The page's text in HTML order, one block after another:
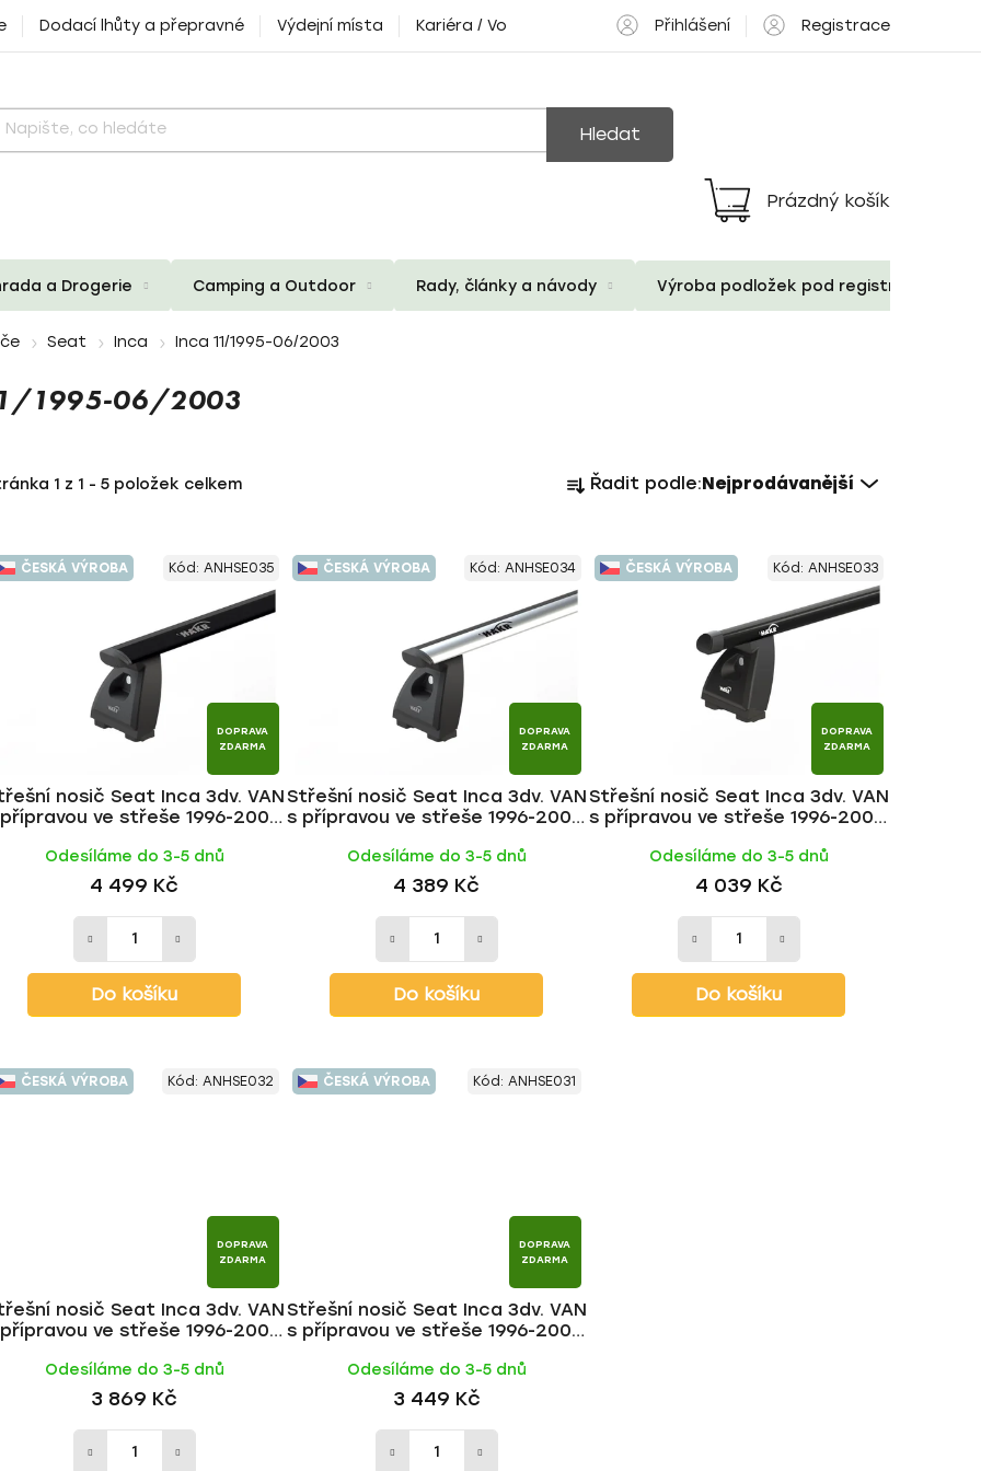
Dodací lhůty a přepravné Výdejní místa Kariéra / Volné pozice Přihlášení Registrace
Hledat
Nákupní
košík
Prázdný košík
a Drogerie Camping a Outdoor Rady, články a návody Výroba podložek pod registrační
Seat Inca Inca 11/1995-06/2003
11/1995-06/2003
1 z 1 - 5 položek celkem
a
n
í
o
d
u
k
t
Řadit podle:Nejprodávanější
ČESKÁ VÝROBA
DOPRAVA
ZDARMA
nosič Seat Inca 3dv. VAN
ve střeše 1996-2003,
Odesíláme do 3-5 dnů
4 499 Kč
Do košíku
Kód: ANHSE035 ČESKÁ VÝROBA
DOPRAVA
ZDARMA
Střešní nosič Seat Inca 3dv. VAN
s přípravou ve střeše 1996-2003,
Odesíláme do 3-5 dnů
4 389 Kč
Do košíku
Kód: ANHSE034 ČESKÁ VÝROBA
DOPRAVA
ZDARMA
Střešní nosič Seat Inca 3dv. VAN
s přípravou ve střeše 1996-2003,
Odesíláme do 3-5 dnů
4 039 Kč
Do košíku
Kód: ANHSE033
ČESKÁ VÝROBA
DOPRAVA
ZDARMA
nosič Seat Inca 3dv. VAN
ve střeše 1996-2003,
Odesíláme do 3-5 dnů
3 869 Kč
Kód: ANHSE032 ČESKÁ VÝROBA
DOPRAVA
ZDARMA
Střešní nosič Seat Inca 3dv. VAN
s přípravou ve střeše 1996-2003,
Odesíláme do 3-5 dnů
3 449 Kč
Kód: ANHSE031